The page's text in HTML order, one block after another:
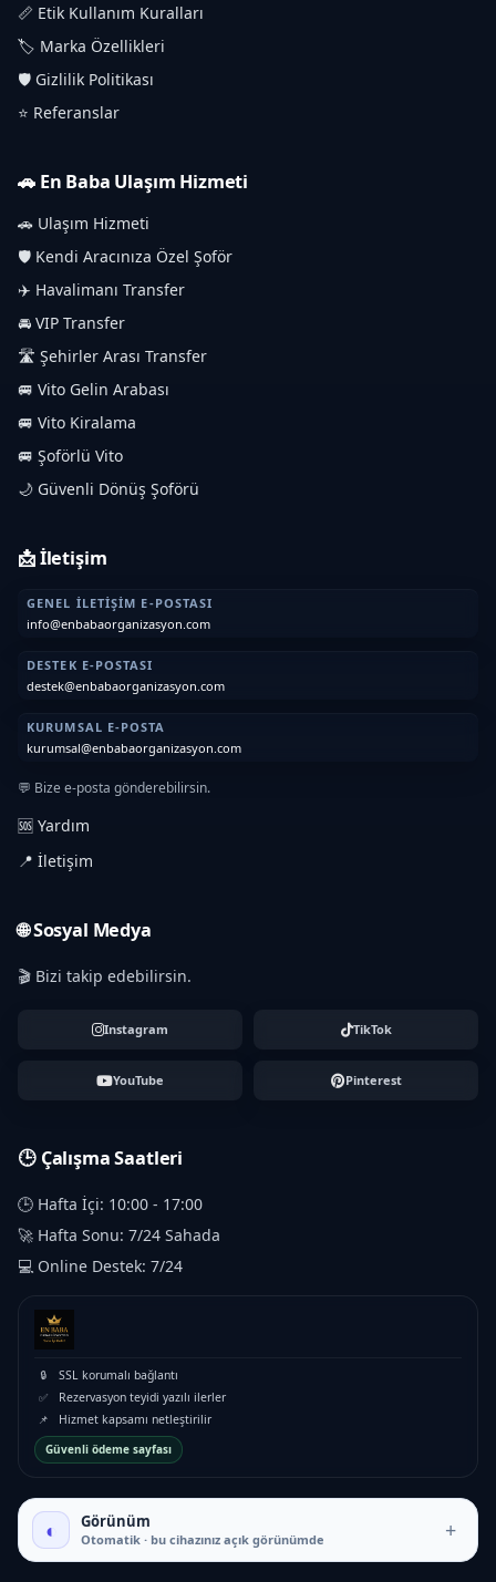
📏 Etik Kullanım Kuralları
🏷️ Marka Özellikleri
🛡️ Gizlilik Politikası
⭐ Referanslar
🚗 En Baba Ulaşım Hizmeti
🚗 Ulaşım Hizmeti
🛡️ Kendi Aracınıza Özel Şoför
✈️ Havalimanı Transfer
🚘 VIP Transfer
🛣️ Şehirler Arası Transfer
🚐 Vito Gelin Arabası
🚐 Vito Kiralama
🚐 Şoförlü Vito
🌙 Güvenli Dönüş Şoförü
📩 İletişim
GENEL İLETIŞIM E-POSTASI
info@enbabaorganizasyon.com
DESTEK E-POSTASI
destek@enbabaorganizasyon.com
KURUMSAL E-POSTA
kurumsal@enbabaorganizasyon.com
💬 Bize e-posta gönderebilirsin.
🆘 Yardım
📍 İletişim
🌐 Sosyal Medya
🎬 Bizi takip edebilirsin.
Instagram TikTok
YouTube Pinterest
🕒 Çalışma Saatleri
🕒 Hafta İçi: 10:00 - 17:00
🚀 Hafta Sonu: 7/24 Sahada
💻 Online Destek: 7/24
🔒
SSL korumalı bağlantı
✅
Rezervasyon teyidi yazılı ilerler
📌
Hizmet kapsamı netleştirilir
Güvenli ödeme sayfası
◐ Görünüm
Otomatik · bu cihazınız açık görünümde +
₺16.000 – ₺35.000